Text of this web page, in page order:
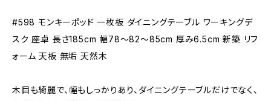
#598 モンキーポッド 一枚板 ダイニングテーブル ワーキングデ
スク 座卓 長さ185cm 幅78～82～85cm 厚み6.5cm 新築 リフ
ォーム 天板 無垢 天然木
木目も綺麗で、幅もしっかりあり、ダイニングテーブルだけでなく、